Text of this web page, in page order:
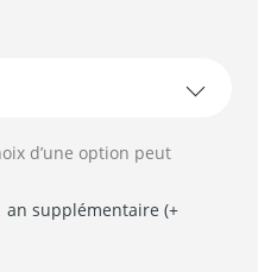
d’une option peut
an supplémentaire (+